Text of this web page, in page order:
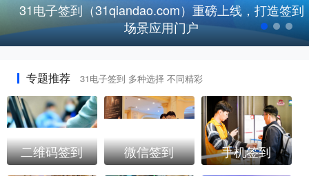
【产品功能】31会议助手：全面提升活动管理效
智能解决方案
专题推荐 31电子签到 多种选择 不同精彩
二维码签到 微信签到 手机签到